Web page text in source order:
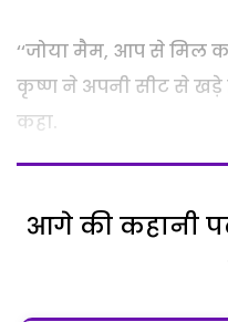
‘‘जोया मैम, आप से मिल
कृष्ण ने अपनी सीट से खड़े
कहा.
आगे की कहानी